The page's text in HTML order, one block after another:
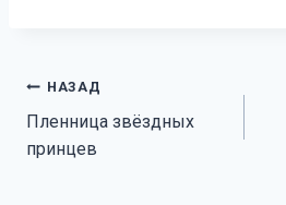
Навигация
по
НАЗАД
Пленница звёздных
принцев